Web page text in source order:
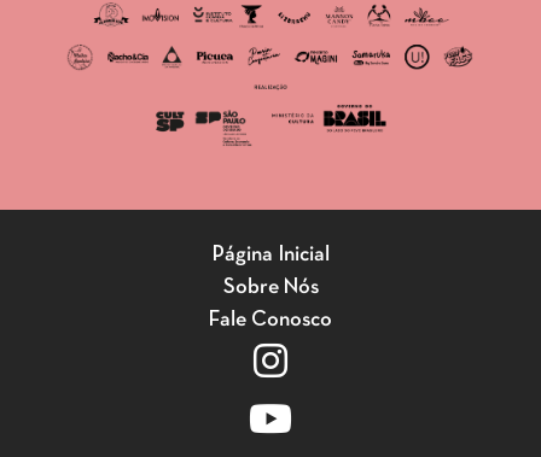
Página Inicial
Sobre Nós
Fale Conosco